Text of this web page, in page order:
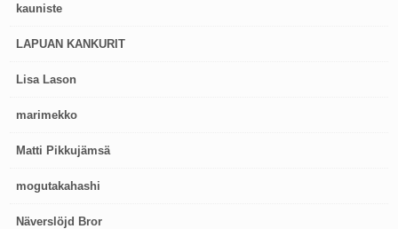
kauniste
LAPUAN KANKURIT
Lisa Lason
marimekko
Matti Pikkujämsä
mogutakahashi
Näverslöjd Bror